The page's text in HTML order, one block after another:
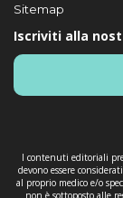
Sitemap
Iscriviti alla
I contenuti editoriali
devono essere
al proprio medico e/o
non è sottoposto alle